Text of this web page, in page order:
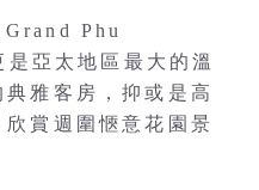
Phu
亞太地區最大的溫
雅客房，抑或是高
賞週圍愜意花園景